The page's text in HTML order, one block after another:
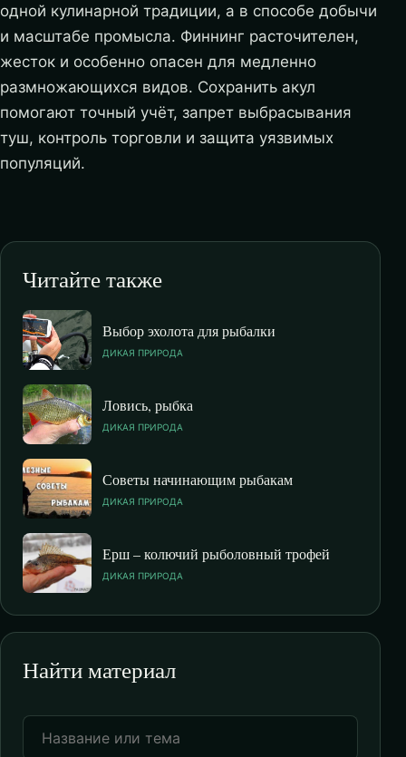
одной кулинарной традиции, а в способе добычи
и масштабе промысла. Финнинг расточителен,
жесток и особенно опасен для медленно
размножающихся видов. Сохранить акул
помогают точный учёт, запрет выбрасывания
туш, контроль торговли и защита уязвимых
популяций.
Читайте также
Выбор эхолота для рыбалки
ДИКАЯ ПРИРОДА
Ловись, рыбка
ДИКАЯ ПРИРОДА
Советы начинающим рыбакам
ДИКАЯ ПРИРОДА
Ерш – колючий рыболовный трофей
ДИКАЯ ПРИРОДА
Найти материал